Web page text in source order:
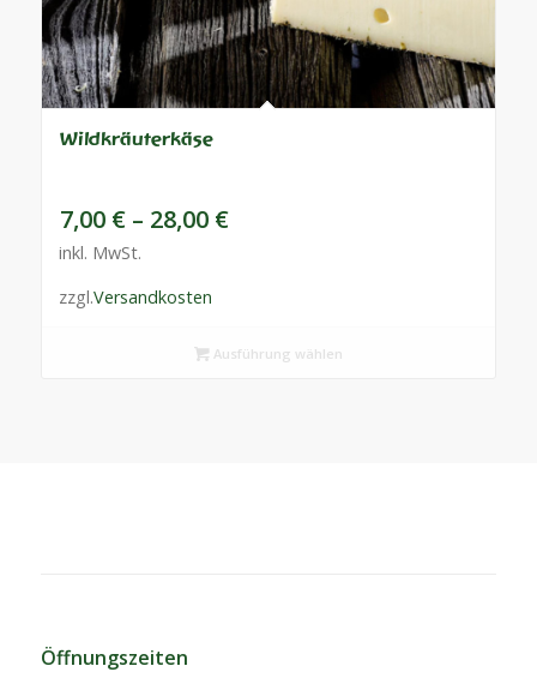
Wildkräuterkäse
7,00 €– 28,00 €
inkl. MwSt.
zzgl.Versandkosten
Ausführung wählen
Öffnungszeiten